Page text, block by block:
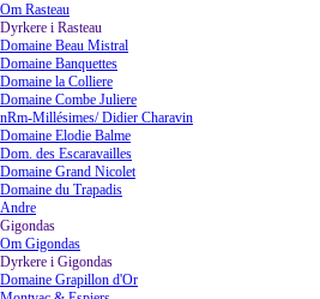
Om Rasteau
Dyrkere i Rasteau
Domaine Beau Mistral
Domaine Banquettes
Domaine la Colliere
Domaine Combe Juliere
nRm-Millésimes/ Didier Charavin
Domaine Elodie Balme
Dom. des Escaravailles
Domaine Grand Nicolet
Domaine du Trapadis
Andre
Gigondas
Om Gigondas
Dyrkere i Gigondas
Domaine Grapillon d'Or